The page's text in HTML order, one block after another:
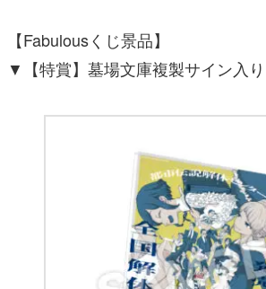
【Fabulousくじ景品】
▼【特賞】墓場文庫複製サイン入